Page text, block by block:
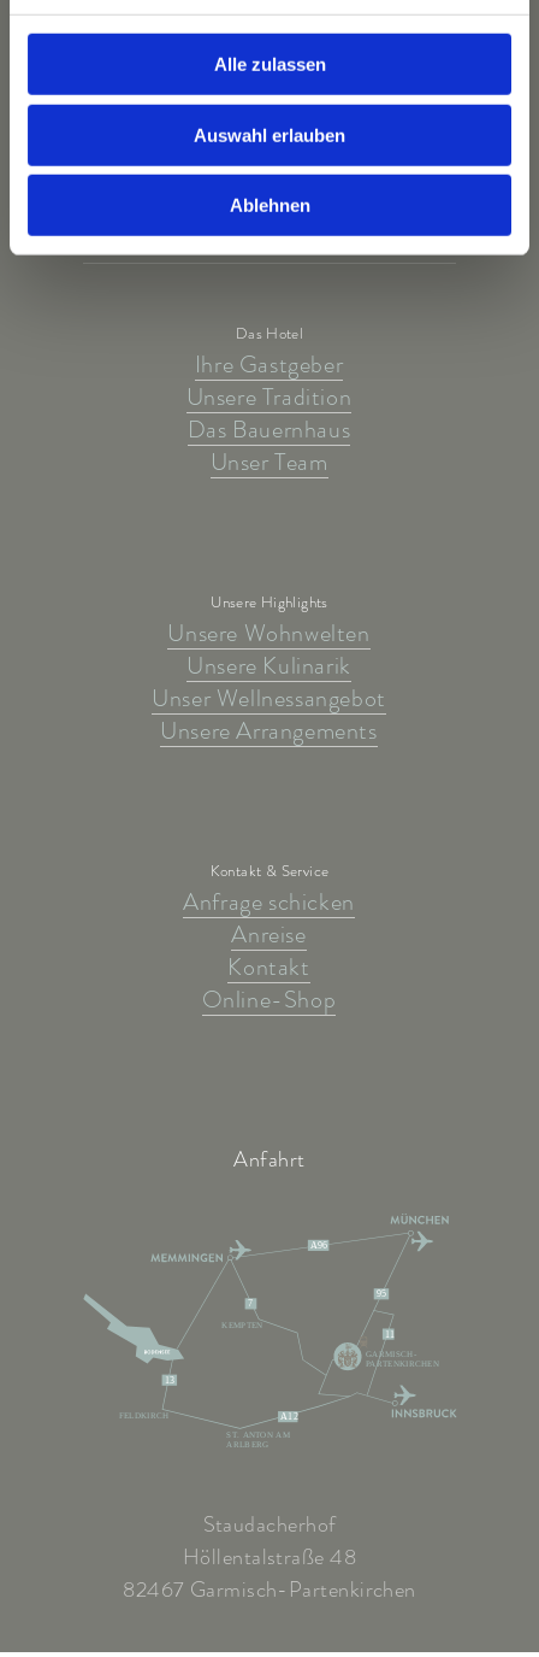
Alle zulassen
Auswahl erlauben
Ablehnen
Das Hotel
Ihre Gastgeber
Unsere Tradition
Das Bauernhaus
Unser Team
Unsere Highlights
Unsere Wohnwelten
Unsere Kulinarik
Unser Wellnessangebot
Unsere Arrangements
Kontakt & Service
Anfrage schicken
Anreise
Kontakt
Online-Shop
Anfahrt
A96
95
11
7
A12
13
KEMPTEN
ST. ANTON AM
ARLBERG
FELDKIRCH
GARMISCH-
PARTENKIRCHEN
Staudacherhof
Höllentalstraße 48
82467 Garmisch-Partenkirchen